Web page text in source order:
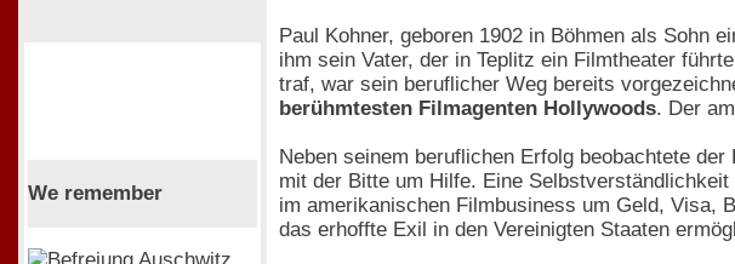
We remember
Paul Kohner, geboren 1902 in Böhmen als Sohn
ihm sein Vater, der in Teplitz ein Filmtheater
traf, war sein beruflicher Weg bereits
berühmtesten Filmagenten Hollywoods. Der
Neben seinem beruflichen Erfolg beobachtete
mit der Bitte um Hilfe. Eine
im amerikanischen Filmbusiness um Geld, Visa,
das erhoffte Exil in den Vereinigten Staaten